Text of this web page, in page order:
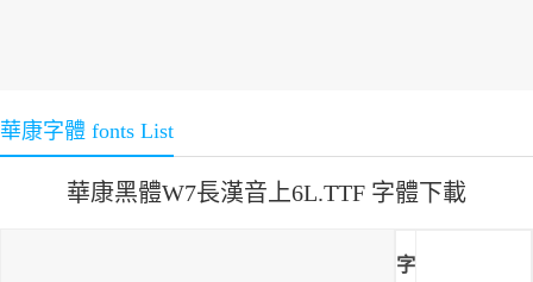
華康字體 fonts List
華康黑體W7長漢音上6L.TTF 字體下載
字